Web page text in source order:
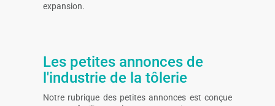
expansion.
Les petites annonces de
l'industrie de la tôlerie
Notre rubrique des petites annonces est conçue